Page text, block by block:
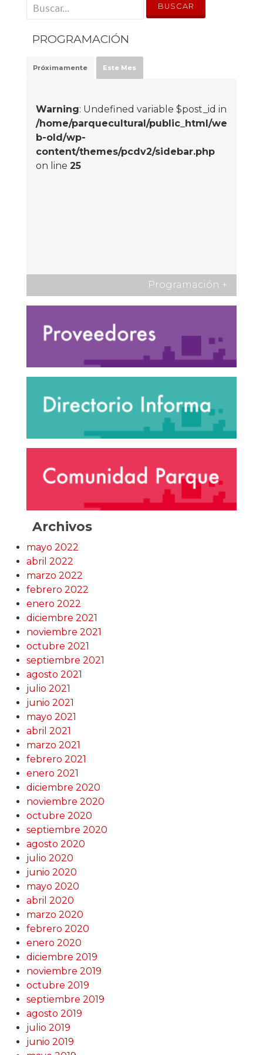
' . __('Search for:') . '
PROGRAMACIÓN
Próximamente Este Mes
Warning: Undefined variable $post_id in
/home/parquecultural/public_html/we
b-old/wp-
content/themes/pcdv2/sidebar.php
on line 25
Programación +
Archivos
mayo 2022
abril 2022
marzo 2022
febrero 2022
enero 2022
diciembre 2021
noviembre 2021
octubre 2021
septiembre 2021
agosto 2021
julio 2021
junio 2021
mayo 2021
abril 2021
marzo 2021
febrero 2021
enero 2021
diciembre 2020
noviembre 2020
octubre 2020
septiembre 2020
agosto 2020
julio 2020
junio 2020
mayo 2020
abril 2020
marzo 2020
febrero 2020
enero 2020
diciembre 2019
noviembre 2019
octubre 2019
septiembre 2019
agosto 2019
julio 2019
junio 2019